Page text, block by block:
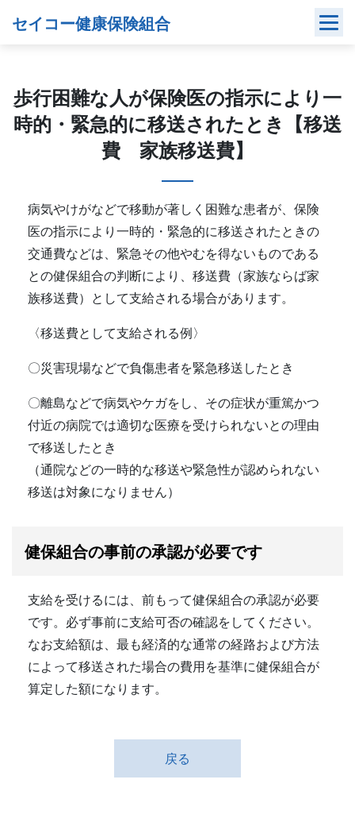
セイコー健康保険組合
歩行困難な人が保険医の指示により一
時的・緊急的に移送されたとき【移送
費 家族移送費】
病気やけがなどで移動が著しく困難な患者が、保険
医の指示により一時的・緊急的に移送されたときの
交通費などは、緊急その他やむを得ないものである
との健保組合の判断により、移送費（家族ならば家
族移送費）として支給される場合があります。
〈移送費として支給される例〉
〇災害現場などで負傷患者を緊急移送したとき
〇離島などで病気やケガをし、その症状が重篤かつ
付近の病院では適切な医療を受けられないとの理由
で移送したとき
（通院などの一時的な移送や緊急性が認められない
移送は対象になりません）
健保組合の事前の承認が必要です
支給を受けるには、前もって健保組合の承認が必要
です。必ず事前に支給可否の確認をしてください。
なお支給額は、最も経済的な通常の経路および方法
によって移送された場合の費用を基準に健保組合が
算定した額になります。
戻る